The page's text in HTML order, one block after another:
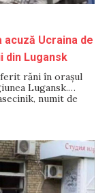
acuză Ucraina de
din Lugansk
răni în orașul
Lugansk.
numit de
Meduza.